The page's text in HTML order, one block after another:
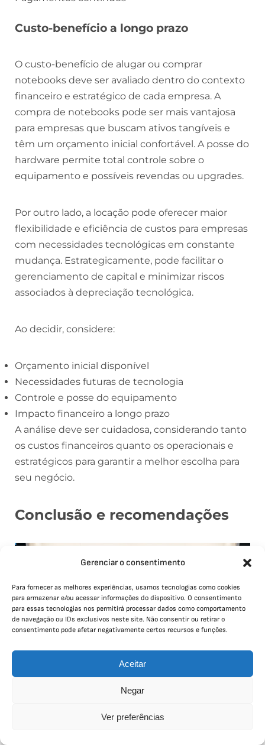
Gerenciar o consentimento
Para fornecer as melhores experiências, usamos tecnologias como cookies
para armazenar e/ou acessar informações do dispositivo. O consentimento
para essas tecnologias nos permitirá processar dados como comportamento
de navegação ou IDs exclusivos neste site. Não consentir ou retirar o
consentimento pode afetar negativamente certos recursos e funções.
Aceitar
Negar
Ver preferências
Custo-benefício a longo prazo
O custo-benefício de alugar ou comprar
notebooks deve ser avaliado dentro do contexto
financeiro e estratégico de cada empresa. A
compra de notebooks pode ser mais vantajosa
para empresas que buscam ativos tangíveis e
têm um orçamento inicial confortável. A posse do
hardware permite total controle sobre o
equipamento e possíveis revendas ou upgrades.
Por outro lado, a locação pode oferecer maior
flexibilidade e eficiência de custos para empresas
com necessidades tecnológicas em constante
mudança. Estrategicamente, pode facilitar o
gerenciamento de capital e minimizar riscos
associados à depreciação tecnológica.
Ao decidir, considere:
Orçamento inicial disponível
Necessidades futuras de tecnologia
Controle e posse do equipamento
Impacto financeiro a longo prazo
A análise deve ser cuidadosa, considerando tanto
os custos financeiros quanto os operacionais e
estratégicos para garantir a melhor escolha para
seu negócio.
Conclusão e recomendações
Escolher o notebook certo para sua equipe é uma
produtividade e na eficiência geral da empresa.